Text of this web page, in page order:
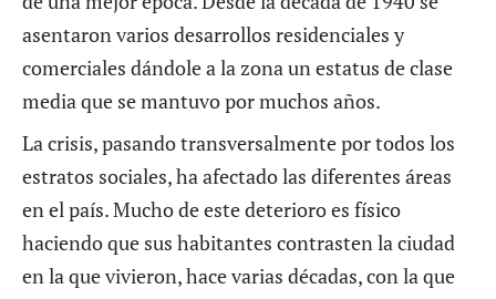
asentaron varios desarrollos residenciales y
comerciales dándole a la zona un estatus de clase
media que se mantuvo por muchos años.
La crisis, pasando transversalmente por todos los
estratos sociales, ha afectado las diferentes áreas
en el país. Mucho de este deterioro es físico
haciendo que sus habitantes contrasten la ciudad
en la que vivieron, hace varias décadas, con la que